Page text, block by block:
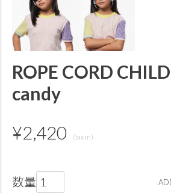
ROPE CORD CHILD
candy
¥2,420